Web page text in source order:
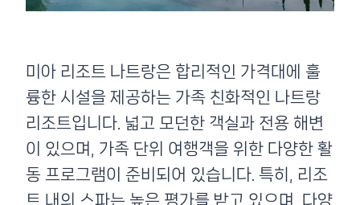
미아 리조트 나트랑은 합리적인 가격대에 훌
륭한 시설을 제공하는 가족 친화적인 나트랑
리조트입니다. 넓고 모던한 객실과 전용 해변
이 있으며, 가족 단위 여행객을 위한 다양한 활
동 프로그램이 준비되어 있습니다. 특히, 리조
트 내의 스파는 높은 평가를 받고 있으며, 다양